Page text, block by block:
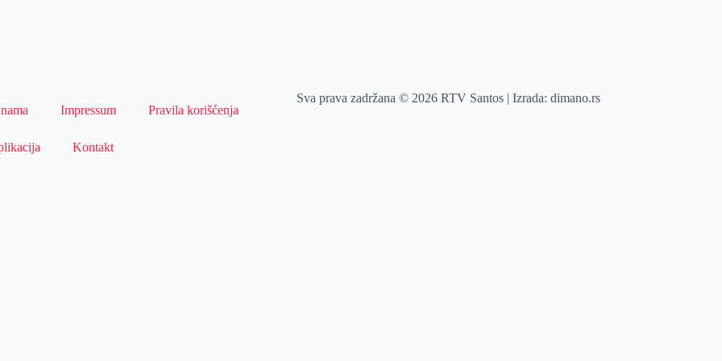
Impressum Pravila korišćenja
Kontakt
Sva prava zadržana © 2026 RTV Santos | Izrada:dimano.rs